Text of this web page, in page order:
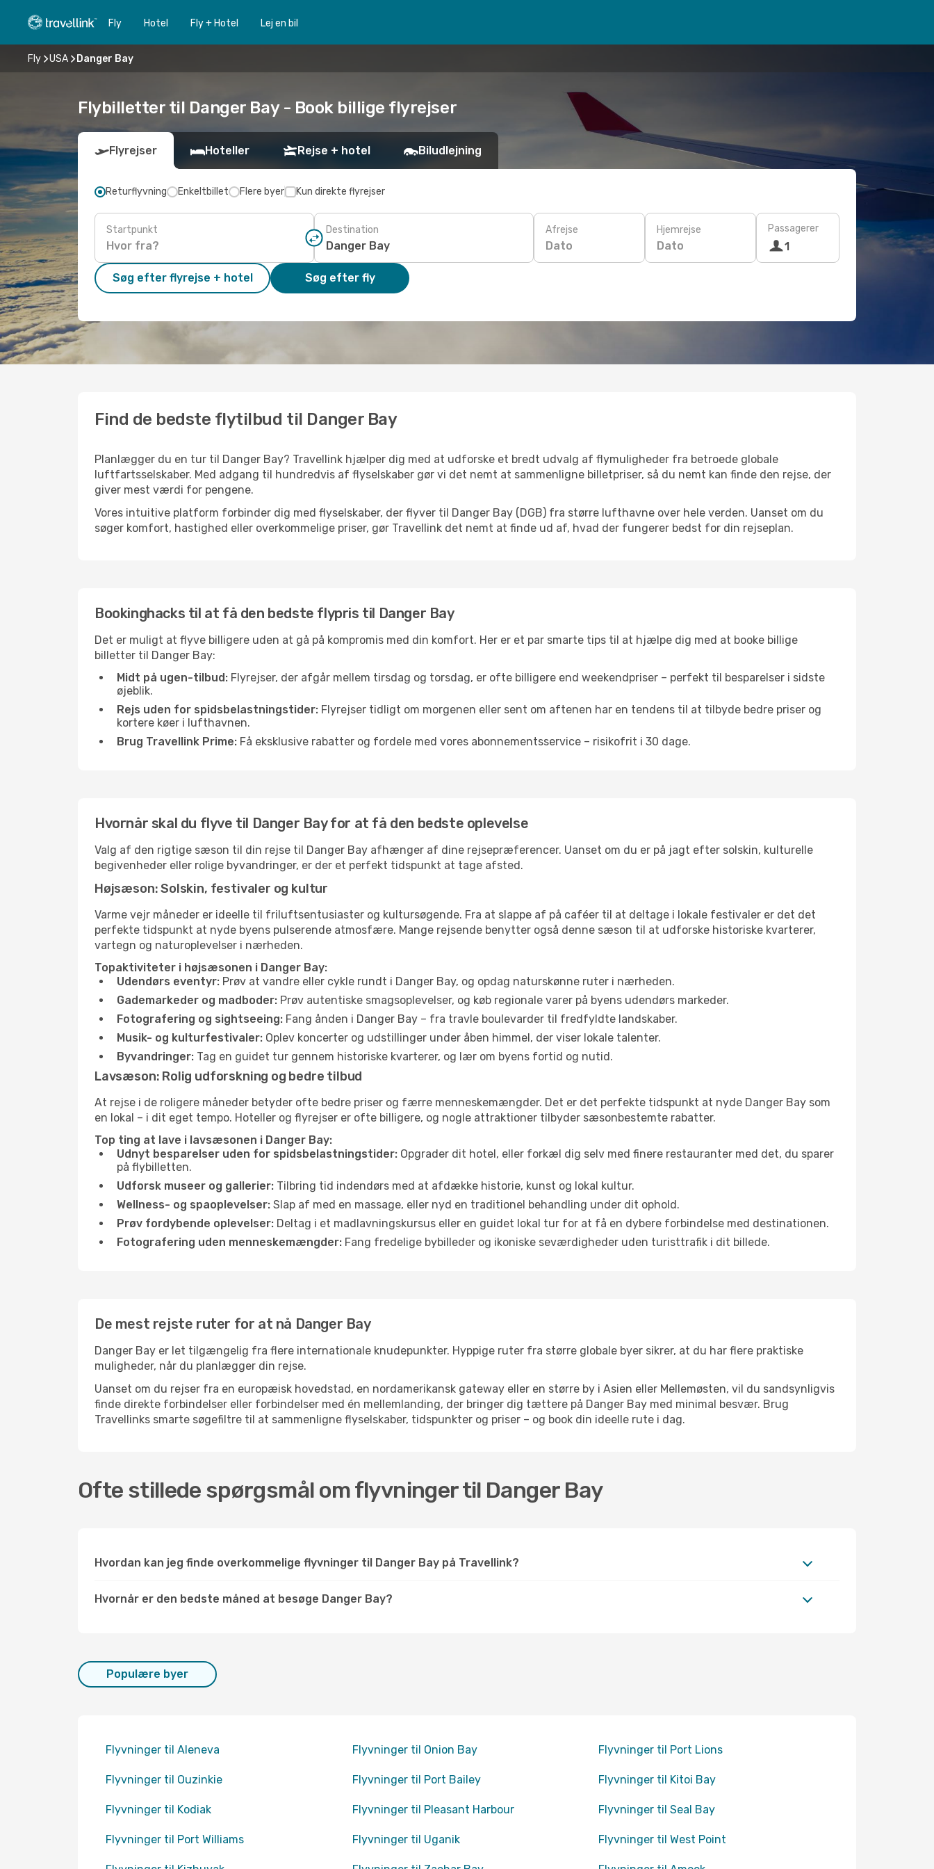
Fly Hotel Fly + Hotel Lej en bil
Fly USA Danger Bay
Flybilletter til Danger Bay - Book billige flyrejser
Flyrejser Hoteller Rejse + hotel Biludlejning
Returflyvning Enkeltbillet Flere byer Kun direkte flyrejser
Startpunkt Destination Afrejse
Dato
Hjemrejse
Dato
Passagerer
1
Søg efter flyrejse + hotel Søg efter fly
Find de bedste flytilbud til Danger Bay
Planlægger du en tur til Danger Bay? Travellink hjælper dig med at udforske et bredt udvalg af flymuligheder fra betroede globale
luftfartsselskaber. Med adgang til hundredvis af flyselskaber gør vi det nemt at sammenligne billetpriser, så du nemt kan finde den rejse, der
giver mest værdi for pengene.
Vores intuitive platform forbinder dig med flyselskaber, der flyver til Danger Bay (DGB) fra større lufthavne over hele verden. Uanset om du
søger komfort, hastighed eller overkommelige priser, gør Travellink det nemt at finde ud af, hvad der fungerer bedst for din rejseplan.
Bookinghacks til at få den bedste flypris til Danger Bay
Det er muligt at flyve billigere uden at gå på kompromis med din komfort. Her er et par smarte tips til at hjælpe dig med at booke billige
billetter til Danger Bay:
Midt på ugen-tilbud: Flyrejser, der afgår mellem tirsdag og torsdag, er ofte billigere end weekendpriser – perfekt til besparelser i sidste
øjeblik.
Rejs uden for spidsbelastningstider: Flyrejser tidligt om morgenen eller sent om aftenen har en tendens til at tilbyde bedre priser og
kortere køer i lufthavnen.
Brug Travellink Prime: Få eksklusive rabatter og fordele med vores abonnementsservice – risikofrit i 30 dage.
Hvornår skal du flyve til Danger Bay for at få den bedste oplevelse
Valg af den rigtige sæson til din rejse til Danger Bay afhænger af dine rejsepræferencer. Uanset om du er på jagt efter solskin, kulturelle
begivenheder eller rolige byvandringer, er der et perfekt tidspunkt at tage afsted.
Højsæson: Solskin, festivaler og kultur
Varme vejr måneder er ideelle til friluftsentusiaster og kultursøgende. Fra at slappe af på caféer til at deltage i lokale festivaler er det det
perfekte tidspunkt at nyde byens pulserende atmosfære. Mange rejsende benytter også denne sæson til at udforske historiske kvarterer,
vartegn og naturoplevelser i nærheden.
Topaktiviteter i højsæsonen i Danger Bay:
Udendørs eventyr: Prøv at vandre eller cykle rundt i Danger Bay, og opdag naturskønne ruter i nærheden.
Gademarkeder og madboder: Prøv autentiske smagsoplevelser, og køb regionale varer på byens udendørs markeder.
Fotografering og sightseeing: Fang ånden i Danger Bay – fra travle boulevarder til fredfyldte landskaber.
Musik- og kulturfestivaler: Oplev koncerter og udstillinger under åben himmel, der viser lokale talenter.
Byvandringer: Tag en guidet tur gennem historiske kvarterer, og lær om byens fortid og nutid.
Lavsæson: Rolig udforskning og bedre tilbud
At rejse i de roligere måneder betyder ofte bedre priser og færre menneskemængder. Det er det perfekte tidspunkt at nyde Danger Bay som
en lokal – i dit eget tempo. Hoteller og flyrejser er ofte billigere, og nogle attraktioner tilbyder sæsonbestemte rabatter.
Top ting at lave i lavsæsonen i Danger Bay:
Udnyt besparelser uden for spidsbelastningstider: Opgrader dit hotel, eller forkæl dig selv med finere restauranter med det, du sparer
på flybilletten.
Udforsk museer og gallerier: Tilbring tid indendørs med at afdække historie, kunst og lokal kultur.
Wellness- og spaoplevelser: Slap af med en massage, eller nyd en traditionel behandling under dit ophold.
Prøv fordybende oplevelser: Deltag i et madlavningskursus eller en guidet lokal tur for at få en dybere forbindelse med destinationen.
Fotografering uden menneskemængder: Fang fredelige bybilleder og ikoniske seværdigheder uden turisttrafik i dit billede.
De mest rejste ruter for at nå Danger Bay
Danger Bay er let tilgængelig fra flere internationale knudepunkter. Hyppige ruter fra større globale byer sikrer, at du har flere praktiske
muligheder, når du planlægger din rejse.
Uanset om du rejser fra en europæisk hovedstad, en nordamerikansk gateway eller en større by i Asien eller Mellemøsten, vil du sandsynligvis
finde direkte forbindelser eller forbindelser med én mellemlanding, der bringer dig tættere på Danger Bay med minimal besvær. Brug
Travellinks smarte søgefiltre til at sammenligne flyselskaber, tidspunkter og priser – og book din ideelle rute i dag.
Ofte stillede spørgsmål om flyvninger til Danger Bay
Hvordan kan jeg finde overkommelige flyvninger til Danger Bay på Travellink?
Hvornår er den bedste måned at besøge Danger Bay?
Populære byer
Flyvninger til Aleneva Flyvninger til Onion Bay Flyvninger til Port Lions
Flyvninger til Ouzinkie Flyvninger til Port Bailey Flyvninger til Kitoi Bay
Flyvninger til Kodiak Flyvninger til Pleasant Harbour Flyvninger til Seal Bay
Flyvninger til Port Williams Flyvninger til Uganik Flyvninger til West Point